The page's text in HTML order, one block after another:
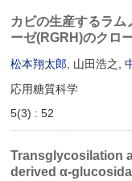
カビの生産するラム
ーゼ(RGRH)のクロ
松本翔太郎 , 山田浩之,
応用糖質科学
5(3) : 52
Transglycosilation
derived α-